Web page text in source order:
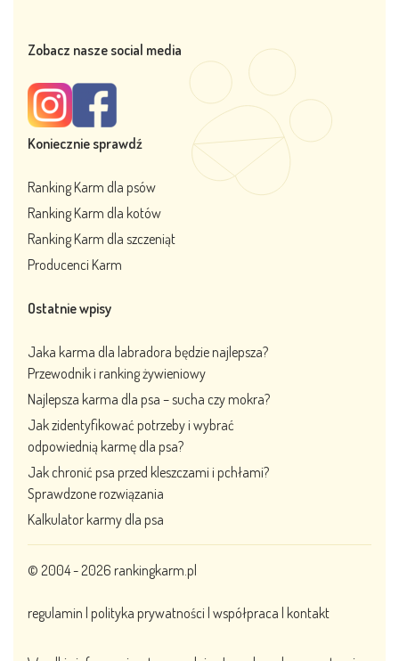
Zobacz nasze social media
Koniecznie sprawdź
Ranking Karm dla psów
Ranking Karm dla kotów
Ranking Karm dla szczeniąt
Producenci Karm
Ostatnie wpisy
Jaka karma dla labradora będzie najlepsza?
Przewodnik i ranking żywieniowy
Najlepsza karma dla psa – sucha czy mokra?
Jak zidentyfikować potrzeby i wybrać
odpowiednią karmę dla psa?
Jak chronić psa przed kleszczami i pchłami?
Sprawdzone rozwiązania
Kalkulator karmy dla psa
© 2004 - 2026 rankingkarm.pl
regulamin polityka prywatności współpraca kontakt